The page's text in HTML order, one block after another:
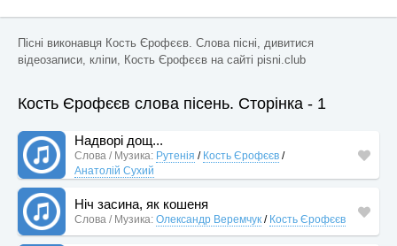
Пісні виконавця Кость Єрофєєв. Слова пісні, дивитися
відеозаписи, кліпи, Кость Єрофєєв на сайті pisni.club
Кость Єрофєєв слова пісень. Сторінка - 1
Надворі дощ...
Слова / Музика: Рутенія / Кость Єрофєєв /
Анатолій Сухий
Ніч засина, як кошеня
Слова / Музика: Олександр Веремчук / Кость Єрофєєв